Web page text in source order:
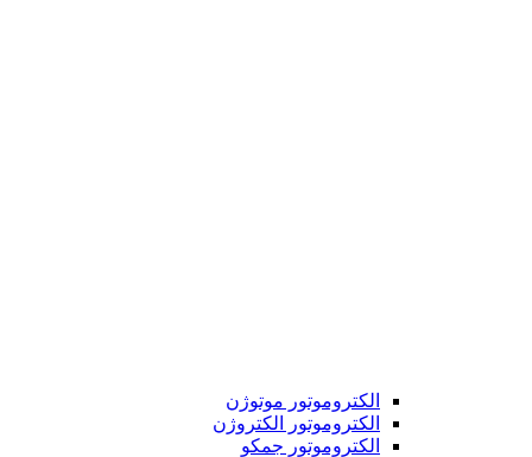
الکتروموتور موتوژن
الکتروموتور الکتروژن
الکتروموتور جمکو